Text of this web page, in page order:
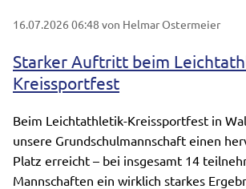
16.07.2026 06:48 von Helmar Ostermeier
Starker Auftritt beim
Kreissportfest
Beim Leichtathletik-Kreissportfest in
unsere Grundschulmannschaft einen
Platz erreicht – bei insgesamt 14
Mannschaften ein wirklich starkes